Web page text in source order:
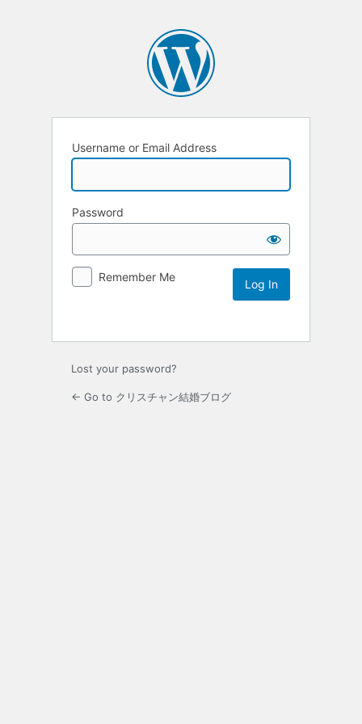
Username or Email Address
Password
Remember Me
Lost your password?
← Go to クリスチャン結婚ブログ